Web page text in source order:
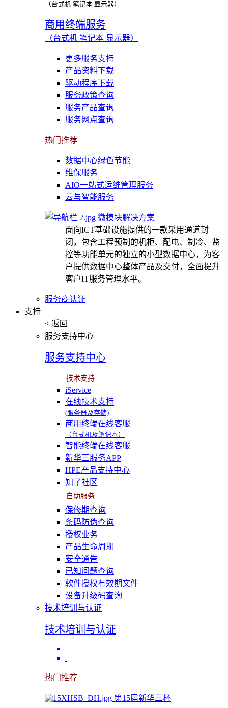
（台式机 笔记本 显示器）
商用终端服务
（台式机 笔记本 显示器）
更多服务支持
产品资料下载
驱动程序下载
服务政策查询
服务产品查询
服务网点查询
热门推荐
数据中心绿色节能
维保服务
AIO一站式运维管理服务
云与智能服务
微模块解决方案
面向ICT基础设施提供的一款采用通道封
闭，包含工程预制的机柜、配电、制冷、监
控等功能单元的独立的小型数据中心，为客
户提供数据中心整体产品及交付，全面提升
客户IT服务管理水平。
服务商认证
支持
< 返回
服务支持中心
服务支持中心
技术支持
iService
在线技术支持
(服务器及存储)
商用终端在线客服
（台式机及笔记本）
智能终端在线客服
新华三服务APP
HPE产品支持中心
知了社区
自助服务
保修期查询
条码防伪查询
授权业务
产品生命周期
安全通告
已知问题查询
软件授权有效期文件
设备升级码查询
技术培训与认证
技术培训与认证
热门推荐
第15届新华三杯